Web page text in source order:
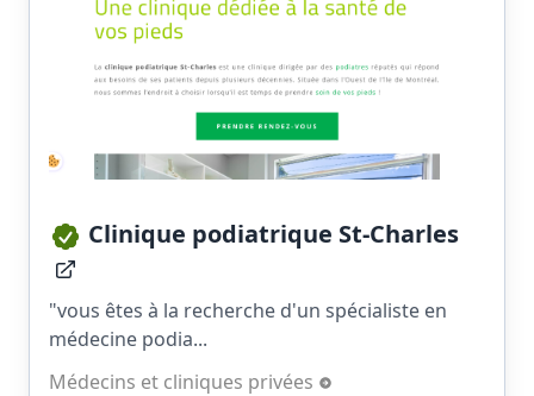
Clinique podiatrique St-Charles
"vous êtes à la recherche d'un spécialiste en
médecine podia...
Médecins et cliniques privées